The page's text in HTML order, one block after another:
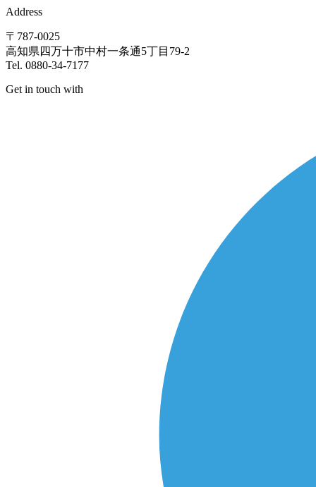
Address
〒787-0025
高知県四万十市中村一条通5丁目79-2
Tel. 0880-34-7177
Get in touch with